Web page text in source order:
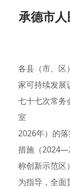
承德市
各县（市、区）、自治县人民政府，承德高新区、御道口牧场管理区管委会，市直有关单位：《关于支持承德国家可持续发展议程创新示范区建设若干政策措施（2024—2026年）的落实方案》已经承德市第十五届人民政府第七十七次常务会议审议通过，现印发给你们，请结合实际认真组织实施。 承德市人民政府办公室 2024年7月31日 关于支持承德国家可持续发展议程创新示范区建设若干政策措施（2024—2026年）的落实方案 为推动落实《河北省人民政府办公厅支持承德国家可持续发展议程创新示范区建设若干政策措施（2024—2026年）》（冀政办字〔2024〕42号），加快建设承德国家可持续发展议程创新示范区（以下简称创新示范区），结合工作实际，提出如下落实方案。一、总体要求坚持以习近平新时代中国特色社会主义思想为指导，全面贯彻落实党的二十大和二十届二中、三中全会精神，深入落实习近平总书记视察河北、视察承德重要讲话指示精神，抢抓京津冀协同发展等重大战略机遇，加快培育发展新质生产力，紧扣“城市群水源涵养功能区可持续发展”主题，以山水林田湖草沙系统治理为主线，促进科技创新与经济社会发展深度融合，推动省级支持政策措施落地落实，对全国同类城市发挥示范效应，为全球可持续发展提供中国经验、承德实践。二、工作目标到2026年，全市生态环境质量、综合经济实力和人民生活质量显著提升，科技创新引领经济社会创新发展、绿色发展、高质量发展、可持续发展格局加快形成，绿色产业基础更加牢固，新质生产力加速形成，民生和社会事业日益改善，统筹城乡发展、加快乡村振兴迈出坚实步伐，典型模式示范效应更加明显。三、重点任务（一）生态环境建设方面1.积极争取国家和省级项目资金，开展造林绿化、草原生态修复治理、防沙治沙、水利基础设施建设等。（责任单位：市林业和草原局、市水务局）2.积极开展水土流失治理试点工作，落地实施一批滦河、潮河、辽河流域生态治理与修复项目，推进京津冀协同发展生态保护和修复等生态工程。（责任单位：市水务局、市生态环境局）3.加快国家级生态产品价值实现机制试点建设。（责任单位：市发展改革委）4.推动具备条件的县（市、区）创建“绿水青山就是金山银山”实践创新基地和生态文明建设示范区。（责任单位：市生态环境局）（二）京津冀协同发展方面5.紧盯重点生态功能区政策资金导向，强化与上级财政部门沟通对接，争取更多政策资金支持。（责任单位：市财政局、市生态环境局）6.推动国家首批碳达峰试点城市建设。（责任单位：市发展改革委、市生态环境局）7.聚焦新一代信息技术、智能制造、清洁能源、现代农业等领域，实施一批重大科技项目和应用示范项目，引导创新链、产业链、人才链在京津周边地区延伸布局。（责任单位：市发展改革委、市工业和信息化局、市科技局、市农业农村局）（三）绿色产业发展方面8.积极争取将承德市钒钛产业纳入国家战略，争创钒钛材料国家新型工业化示范基地、国家钒储能应用示范基地，加快培育建设钒钛新材料省战略性新兴产业融